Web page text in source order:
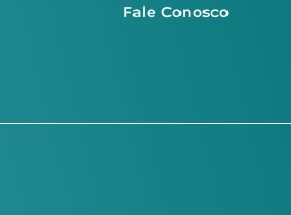
Fale Conosco